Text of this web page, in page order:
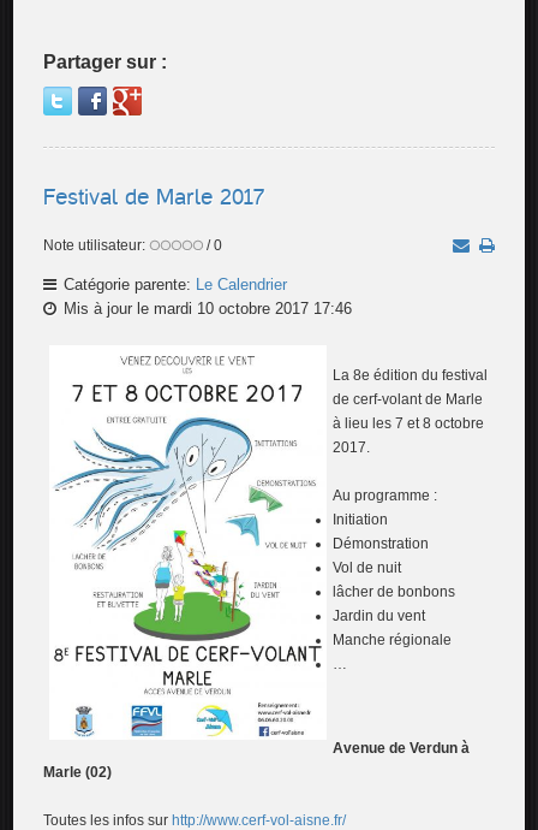
Partager sur :
Festival de Marle 2017
Note utilisateur: / 0
Catégorie parente: Le Calendrier
Mis à jour le mardi 10 octobre 2017 17:46
La 8e édition du festival
de cerf-volant de Marle
à lieu les 7 et 8 octobre
2017.
Au programme :
Initiation
Démonstration
Vol de nuit
lâcher de bonbons
Jardin du vent
Manche régionale
…
Avenue de Verdun à
Marle (02)
Toutes les infos sur http://www.cerf-vol-aisne.fr/